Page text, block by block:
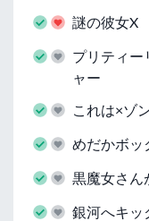
謎の彼女X
プリティー
ャー
これは×ゾ
めだかボッ
黒魔女さん
銀河へキッ